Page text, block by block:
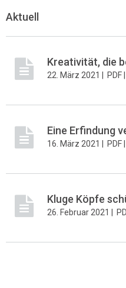
Aktuell
Kreativität, die
22. März 2021 | PDF |
Eine Erfindung
16. März 2021 | PDF |
Kluge Köpfe
26. Februar 2021 |